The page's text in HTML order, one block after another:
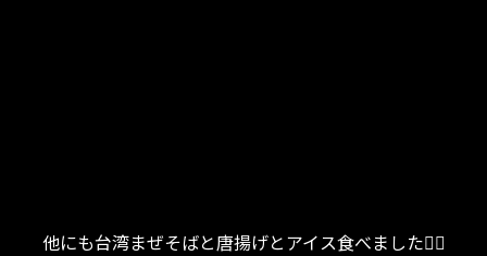
他にも台湾まぜそばと唐揚げとアイス食べました🧏‍♀️